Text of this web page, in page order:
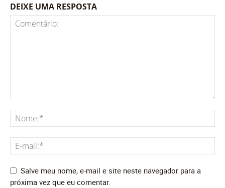
DEIXE UMA RESPOSTA
Salve meu nome, e-mail e site neste navegador para a
próxima vez que eu comentar.